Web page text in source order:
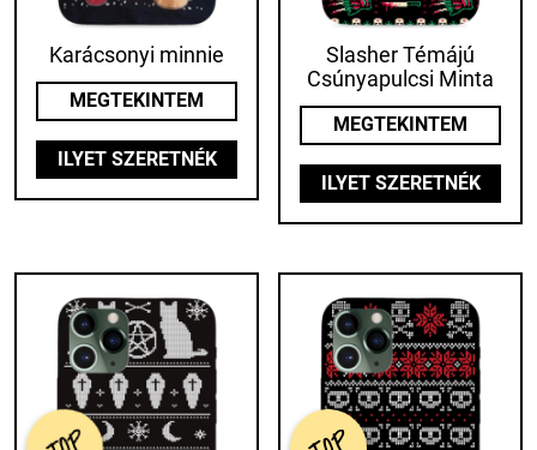
Karácsonyi minnie
MEGTEKINTEM
ILYET SZERETNÉK
Slasher Témájú
Csúnyapulcsi Minta
MEGTEKINTEM
ILYET SZERETNÉK